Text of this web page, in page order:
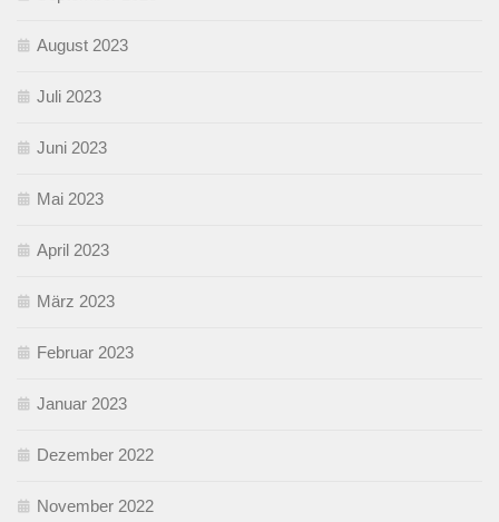
August 2023
Juli 2023
Juni 2023
Mai 2023
April 2023
März 2023
Februar 2023
Januar 2023
Dezember 2022
November 2022